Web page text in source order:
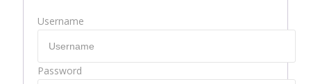
Username
Password